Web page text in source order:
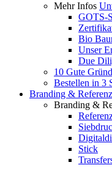
Mehr Infos
GOTS-
Bio
Unser
Due
10 Gute
Bestellen in 3
Branding &
Branding &
Stick